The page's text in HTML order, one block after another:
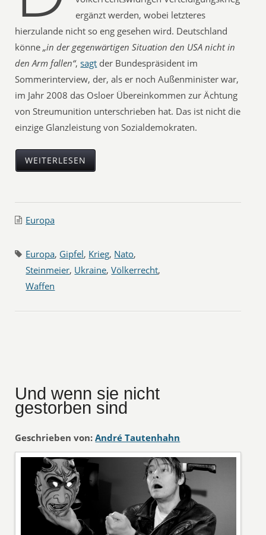
ergänzt werden, wobei letzteres
hierzulande nicht so eng gesehen wird. Deutschland
könne„in der gegenwärtigen Situation den USA nicht in
den Arm fallen“,sagt der Bundespräsident im
Sommerinterview, der, als er noch Außenminister war,
im Jahr 2008 das Osloer Übereinkommen zur Ächtung
von Streumunition unterschrieben hat. Das ist nicht die
einzige Glanzleistung von Sozialdemokraten.
WEITERLESEN
Europa
Europa, Gipfel, Krieg, Nato,
Steinmeier, Ukraine,Völkerrecht,
Waffen
Und wenn sie nicht
gestorben sind
Geschrieben von: André Tautenhahn